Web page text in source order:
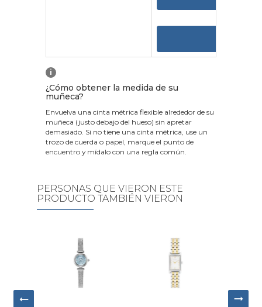
i
¿Cómo obtener la medida de su
muñeca?
Envuelva una cinta métrica flexible alrededor de su
muñeca (justo debajo del hueso) sin apretar
demasiado. Si no tiene una cinta métrica, use un
trozo de cuerda o papel, marque el punto de
encuentro y mídalo con una regla común.
PERSONAS QUE VIERON ESTE
PRODUCTO TAMBIÉN VIERON
Reloj Calvin
Klein Luxe
Cuarzo